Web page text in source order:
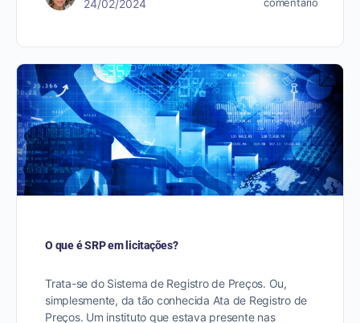
24/02/2024
O que é SRP em licitações?
Trata-se do Sistema de Registro de Preços. Ou,
simplesmente, da tão conhecida Ata de Registro de
Preços. Um instituto que estava presente nas